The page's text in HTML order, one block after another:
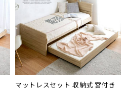
ホワイトベッド
女の子向け
マットレスセット
マットレスセット 収納式 宮付き